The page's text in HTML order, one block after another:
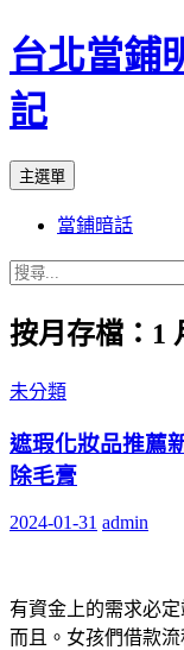
台北當鋪
記
搜
主選單
內
容
當鋪暗話
搜
關
字:
按月存檔：1
未分類
遮瑕化妝品推薦
除毛膏
2024-01-31 admin
有資金上的需求必
而且。女孩們借款